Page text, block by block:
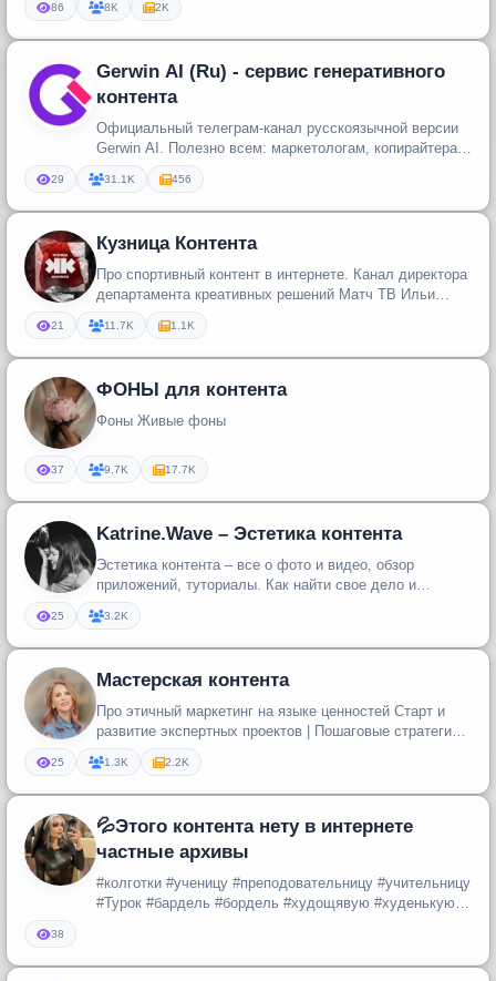
86 8K 2K
Gerwin AI (Ru) - сервис генеративного
контента
Официальный телеграм-канал русскоязычной версии
Gerwin AI. Полезно всем: маркетологам, копирайтерам
и предпринимателям.
29 31.1K 456
Кузница Контента
Про спортивный контент в интернете. Канал директора
департамента креативных решений Матч ТВ Ильи
Кузнецова
21 11.7K 1.1K
ФОНЫ для контента
Фоны Живые фоны
37 9.7K 17.7K
Katrine.Wave – Эстетика контента
Эстетика контента – все о фото и видео, обзор
приложений, туториалы. Как найти свое дело и
зарабатывать на творчестве ст...
25 3.2K
Мастерская контента
Про этичный маркетинг на языке ценностей Старт и
развитие экспертных проектов | Пошаговые стратегии •
Упаковка продуктов...
25 1.3K 2.2K
💦Этого контента нету в интернете
частные архивы
#колготки #ученицу #преподовательницу #учительницу
#Турок #бардель #бордель #худощявую #худенькую
38